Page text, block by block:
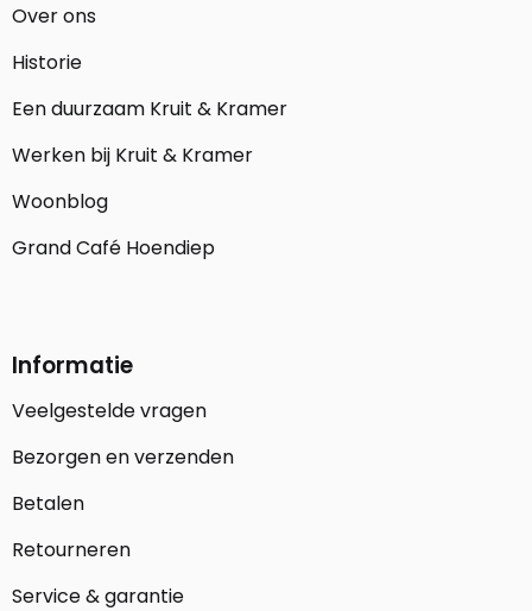
Over ons
Historie
Een duurzaam Kruit & Kramer
Werken bij Kruit & Kramer
Woonblog
Grand Café Hoendiep
Informatie
Veelgestelde vragen
Bezorgen en verzenden
Betalen
Retourneren
Service & garantie